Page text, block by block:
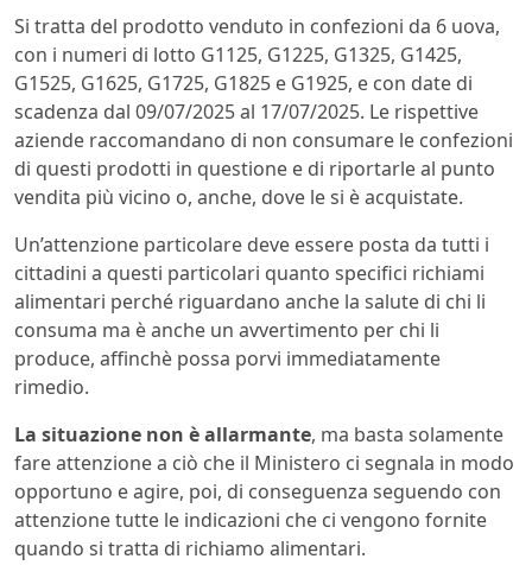
Si tratta del prodotto venduto in confezioni da 6 uova,
con i numeri di lotto G1125, G1225, G1325, G1425,
G1525, G1625, G1725, G1825 e G1925, e con date di
scadenza dal 09/07/2025 al 17/07/2025. Le rispettive
aziende raccomandano di non consumare le confezioni
di questi prodotti in questione e di riportarle al punto
vendita più vicino o, anche, dove le si è acquistate.
Un’attenzione particolare deve essere posta da tutti i
cittadini a questi particolari quanto specifici richiami
alimentari perché riguardano anche la salute di chi li
consuma ma è anche un avvertimento per chi li
produce, affinchè possa porvi immediatamente
rimedio.
La situazione non è allarmante, ma basta solamente
fare attenzione a ciò che il Ministero ci segnala in modo
opportuno e agire, poi, di conseguenza seguendo con
attenzione tutte le indicazioni che ci vengono fornite
quando si tratta di richiamo alimentari.